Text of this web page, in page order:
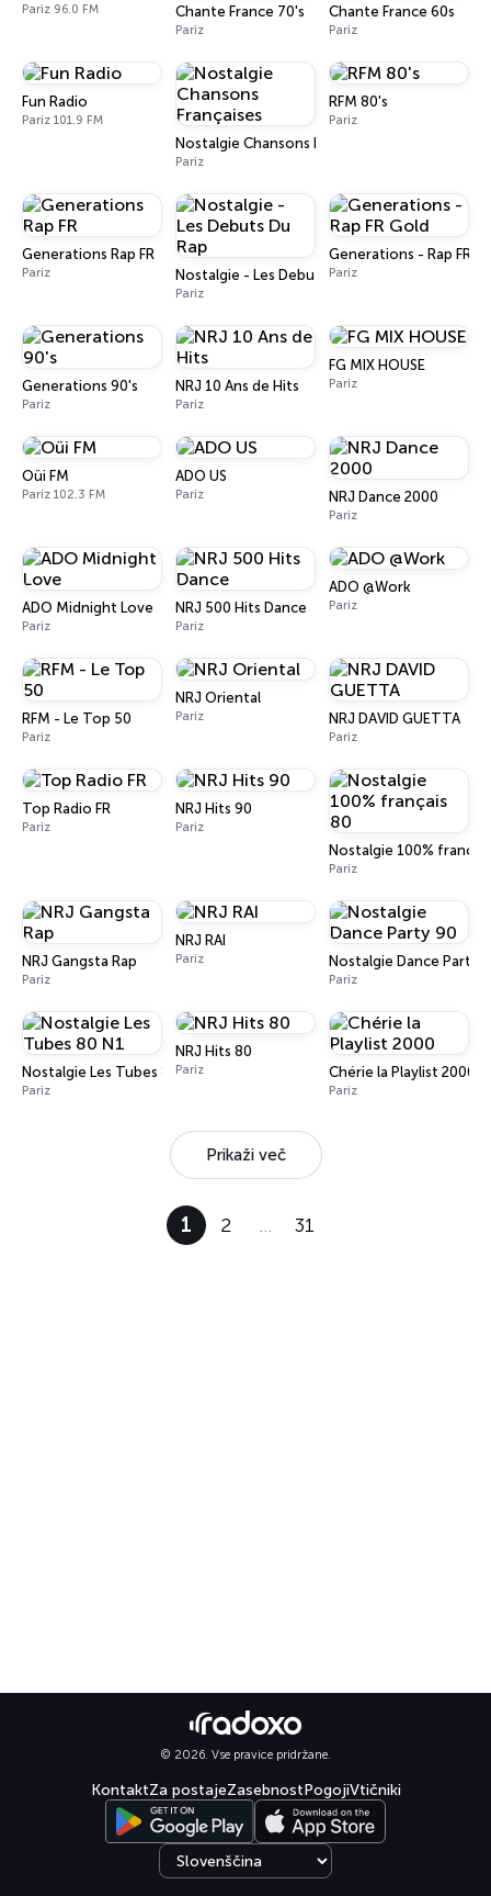
Pariz 96.0 FM Chante France 70's
Pariz
Chante France 60s
Pariz
Fun Radio
Pariz 101.9 FM
Nostalgie Chansons Françaises
Pariz
RFM 80's
Pariz
Generations Rap FR
Pariz Nostalgie - Les Debuts Du Rap
Pariz
Generations - Rap FR
Pariz
Generations 90's
Pariz
NRJ 10 Ans de Hits
Pariz
FG MIX HOUSE
Pariz
Oüi FM
Pariz 102.3 FM
ADO US
Pariz NRJ Dance 2000
Pariz
ADO Midnight Love
Pariz
NRJ 500 Hits Dance
Pariz
ADO @Work
Pariz
RFM - Le Top 50
Pariz
NRJ Oriental
Pariz NRJ DAVID GUETTA
Pariz
Top Radio FR
Pariz
NRJ Hits 90
Pariz
Nostalgie 100%
Pariz
NRJ Gangsta Rap
Pariz
NRJ RAI
Pariz Nostalgie Dance Party
Pariz
Nostalgie Les Tubes 80 N1
Pariz
NRJ Hits 80
Pariz Chérie la Playlist 2000
Pariz
Prikaži več
1 2 … 31
© 2026. Vse pravice pridržane.
KontaktZa postajeZasebnostPogojiVtičniki
Select language